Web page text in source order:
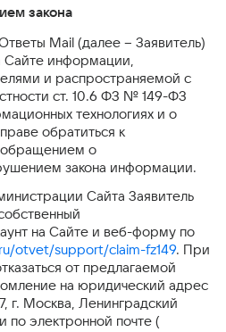
закона
Mail (далее – Заявитель)
Сайте информации,
и распространяемой с
ст. 10.6 ФЗ № 149-ФЗ
технологиях и о
обратиться к
о
закона информации.
Сайта Заявитель
на Сайте и веб-форму по
otvet/support/claim-fz149. При
от предлагаемой
на юридический адрес
г. Москва, Ленинградский
по электронной почте (